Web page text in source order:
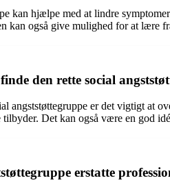
kan hjælpe med at lindre
kan også give mulighed for at lære
den rette social
angststøttegruppe er det vigtigt at
tilbyder. Det kan også være en god
erstatte